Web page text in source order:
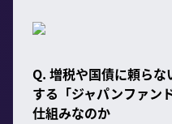
Q. 増税や国債に頼ら
する「ジャパンファン
仕組みなのか